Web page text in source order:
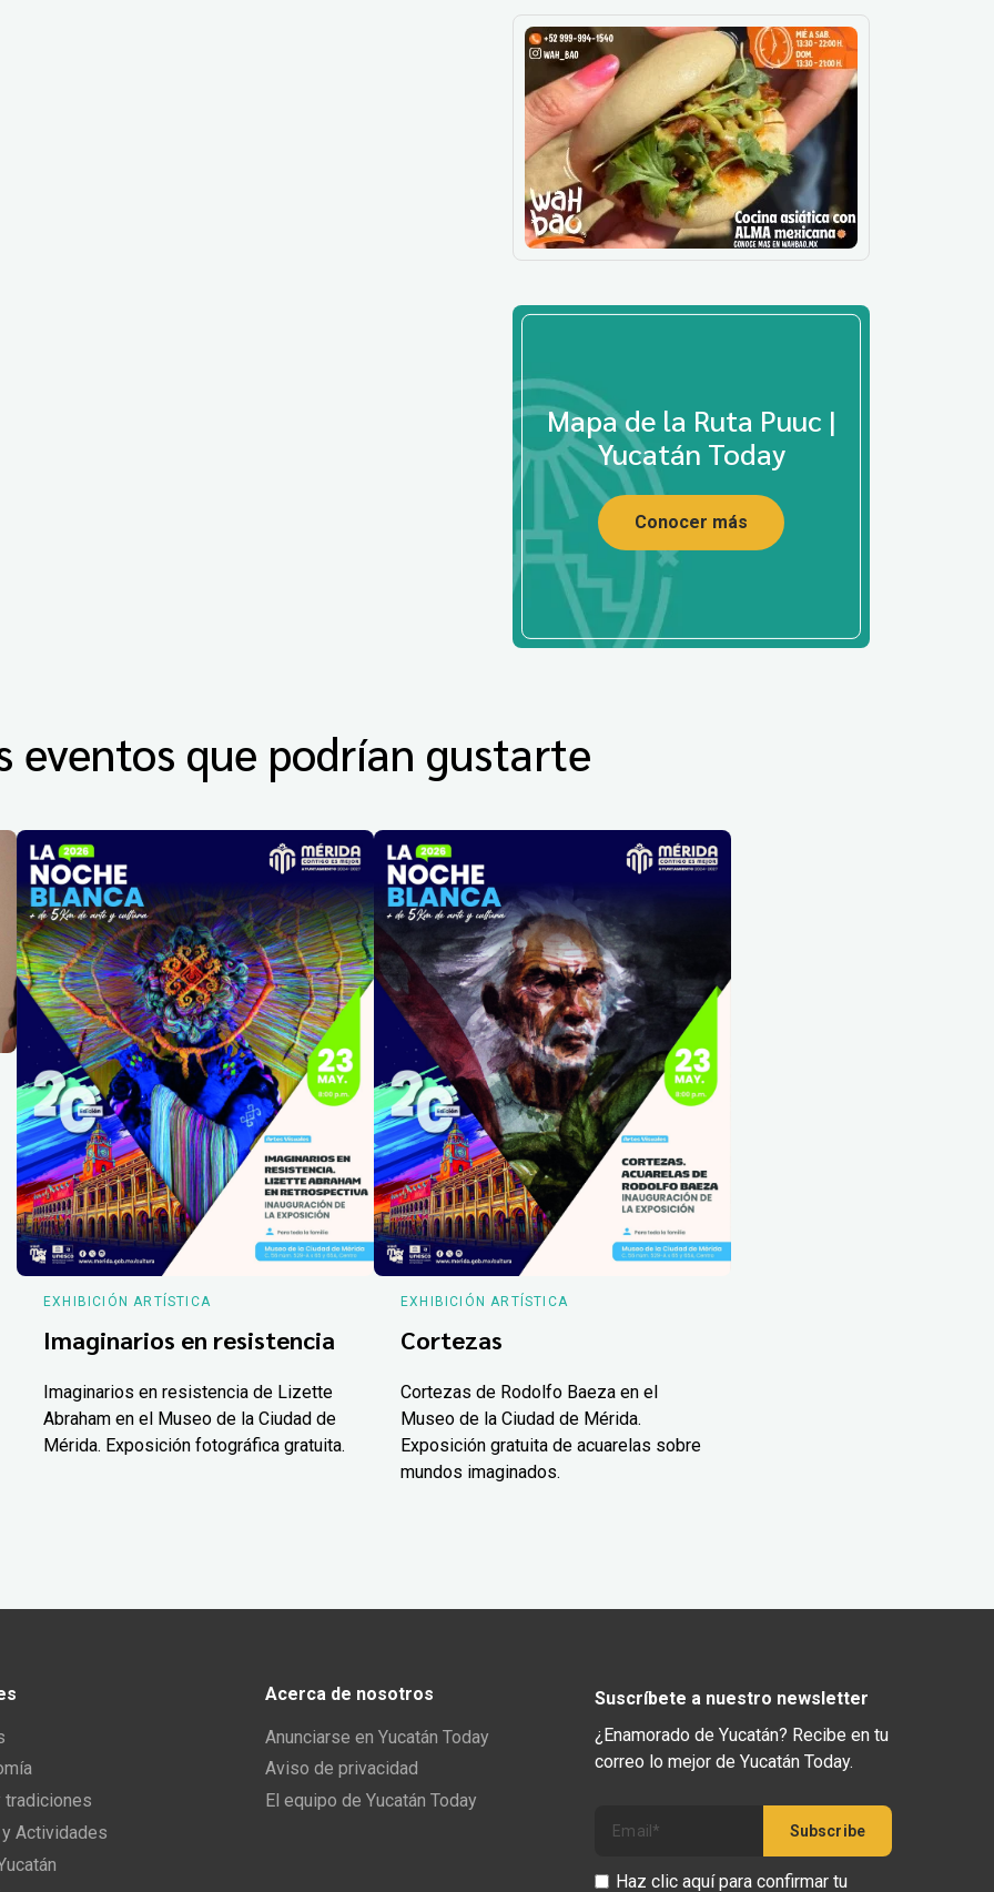
Mapa de la Ruta Puuc |
Yucatán Today
Conocer más
eventos que podrían gustarte
EXHIBICIÓN ARTÍSTICA
Imaginarios en resistencia
Imaginarios en resistencia de Lizette
Abraham en el Museo de la Ciudad de
Mérida. Exposición fotográfica gratuita.
EXHIBICIÓN ARTÍSTICA
Cortezas
Cortezas de Rodolfo Baeza en el
Museo de la Ciudad de Mérida.
Exposición gratuita de acuarelas sobre
mundos imaginados.
tradiciones
Actividades
Acerca de nosotros
Anunciarse en Yucatán Today
Aviso de privacidad
El equipo de Yucatán Today
Suscríbete a nuestro newsletter
¿Enamorado de Yucatán? Recibe en tu
correo lo mejor de Yucatán Today.
Haz clic aquí para confirmar tu